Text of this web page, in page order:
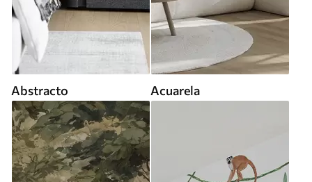
Abstracto Acuarela